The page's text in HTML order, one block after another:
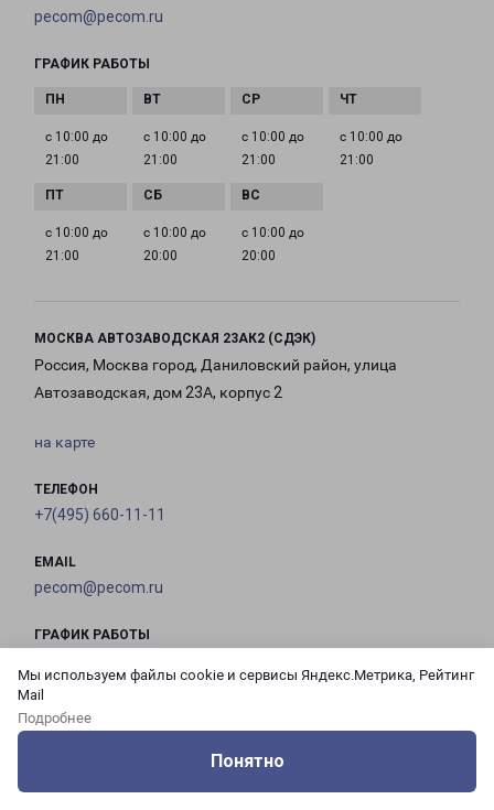
Мы используем файлы cookie и сервисы Яндекс.Метрика, Рейтинг
Mail
Подробнее
Понятно
pecom@pecom.ru
ГРАФИК РАБОТЫ
с 10:00 до
21:00
с 10:00 до
21:00
с 10:00 до
21:00
с 10:00 до
21:00
с 10:00 до
21:00
с 10:00 до
20:00
с 10:00 до
20:00
МОСКВА АВТОЗАВОДСКАЯ 23АК2 (СДЭК)
Россия, Москва город, Даниловский район, улица
Автозаводская, дом 23А, корпус 2
на карте
ТЕЛЕФОН
+7(495) 660-11-11
EMAIL
pecom@pecom.ru
ГРАФИК РАБОТЫ
21:00
21:00
21:00
21:00